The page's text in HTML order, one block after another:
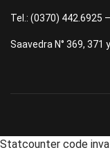
Tel.: (0370) 442.6925
Saavedra N° 369, 371
Statcounter code